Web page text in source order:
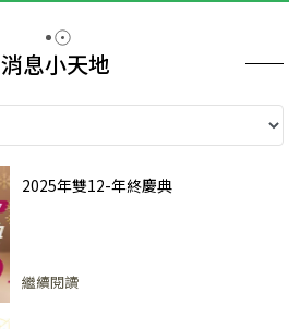
消息小天地
2025年雙12-年終慶典
繼續閱讀